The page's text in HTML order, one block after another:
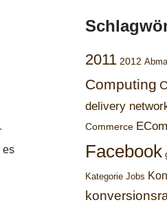
es
2011 2012
Computing
delivery
Commerce
Facebook
Kategorie Jobs